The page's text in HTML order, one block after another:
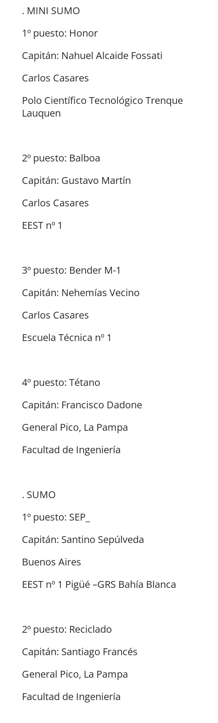
. MINI SUMO
1º puesto: Honor
Capitán: Nahuel Alcaide Fossati
Carlos Casares
Polo Científico Tecnológico Trenque
Lauquen
2º puesto: Balboa
Capitán: Gustavo Martín
Carlos Casares
EEST nº 1
3º puesto: Bender M-1
Capitán: Nehemías Vecino
Carlos Casares
Escuela Técnica nº 1
4º puesto: Tétano
Capitán: Francisco Dadone
General Pico, La Pampa
Facultad de Ingeniería
. SUMO
1º puesto: SEP_
Capitán: Santino Sepúlveda
Buenos Aires
EEST nº 1 Pigüé –GRS Bahía Blanca
2º puesto: Reciclado
Capitán: Santiago Francés
General Pico, La Pampa
Facultad de Ingeniería